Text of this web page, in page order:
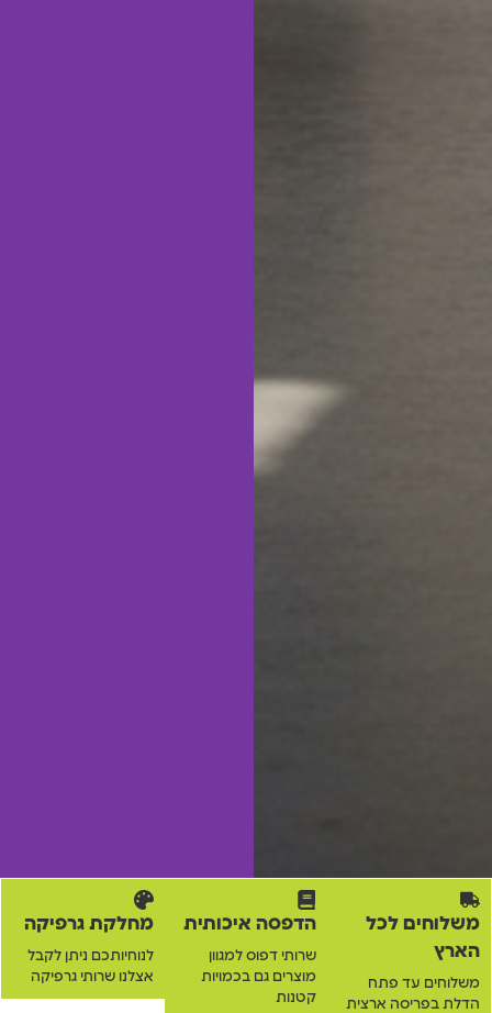
משלוחים לכל
הארץ
משלוחים עד פתח
הדלת בפריסה ארצית
הדפסה איכותית
שרותי דפוס למגוון
מוצרים גם בכמויות
קטנות
מחלקת גרפיקה
לנוחיותכם ניתן לקבל
אצלנו שרותי גרפיקה